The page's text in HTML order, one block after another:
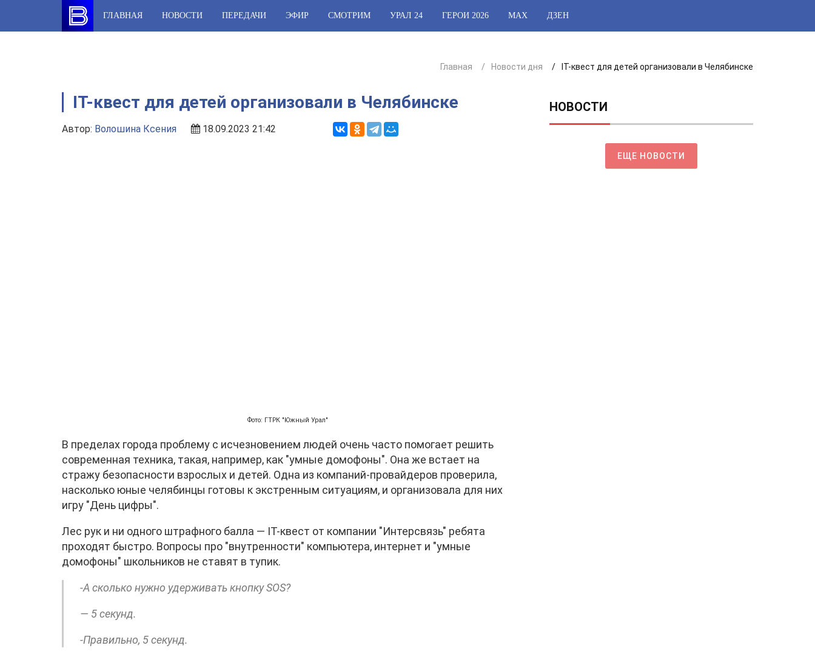
content
ГЛАВНАЯ НОВОСТИ ПЕРЕДАЧИ ЭФИР СМОТРИМ УРАЛ 24 ГЕРОИ 2026 МАХ ДЗЕН
Главная Новости дня IT-квест для детей организовали в Челябинске
IT-квест для детей организовали в Челябинске
Автор: Волошина Ксения 18.09.2023 21:42
Фото: ГТРК "Южный Урал"
В пределах города проблему с исчезновением людей очень часто помогает решить
современная техника, такая, например, как "умные домофоны". Она же встает на
стражу безопасности взрослых и детей. Одна из компаний-провайдеров проверила,
насколько юные челябинцы готовы к экстренным ситуациям, и организовала для них
игру "День цифры".
Лес рук и ни одного штрафного балла — IT-квест от компании "Интерсвязь" ребята
проходят быстро. Вопросы про "внутренности" компьютера, интернет и "умные
домофоны" школьников не ставят в тупик.
-А сколько нужно удерживать кнопку SOS?
— 5 секунд.
-Правильно, 5 секунд.
НОВОСТИ
ЕЩЕ НОВОСТИ